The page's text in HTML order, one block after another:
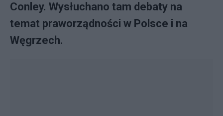
Conley. Wysłuchano tam debaty na
temat praworządności w Polsce i na
Węgrzech.